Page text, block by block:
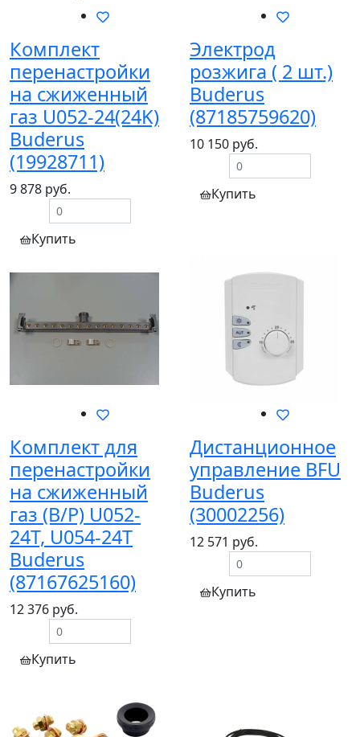
Комплект
перенастройки
на сжиженный
газ U052-24(24K)
Buderus
(19928711)
9 878 руб.
Купить
Электрод
розжига ( 2 шт.)
Buderus
(87185759620)
10 150 руб.
Купить
Комплект для
перенастройки
на сжиженный
газ (B/P) U052-
24T, U054-24T
Buderus
(87167625160)
12 376 руб.
Купить
Дистанционное
управление BFU
Buderus
(30002256)
12 571 руб.
Купить